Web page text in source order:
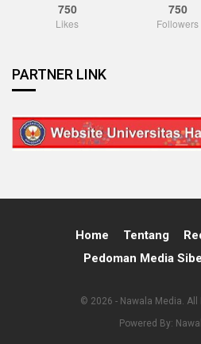
750
Likes
750
Followers
PARTNER LINK
Home Tentang
Pedoman Media
© 2026 - Nawala Media. All
Powered By: